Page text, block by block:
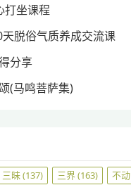
打坐课程
脱俗气质养成交流课
分享
(马鸣菩萨集)
三昧(137) 三界(163) 不动